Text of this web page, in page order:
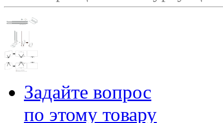
Задайте вопрос
по этому товару